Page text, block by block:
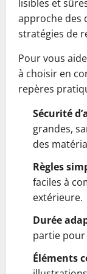
lisibles et
approche des
stratégies de
Pour vous
à choisir en
repères
Sécurité
grandes,
des
Règles
faciles à
extérieure.
Durée
partie pour
Éléments